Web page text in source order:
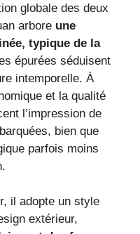
globale des deux
arbore une
typique de la
épurées séduisent
intemporelle. À
et la qualité
l’impression de
bien que
parfois moins
il adopte un style
extérieur,